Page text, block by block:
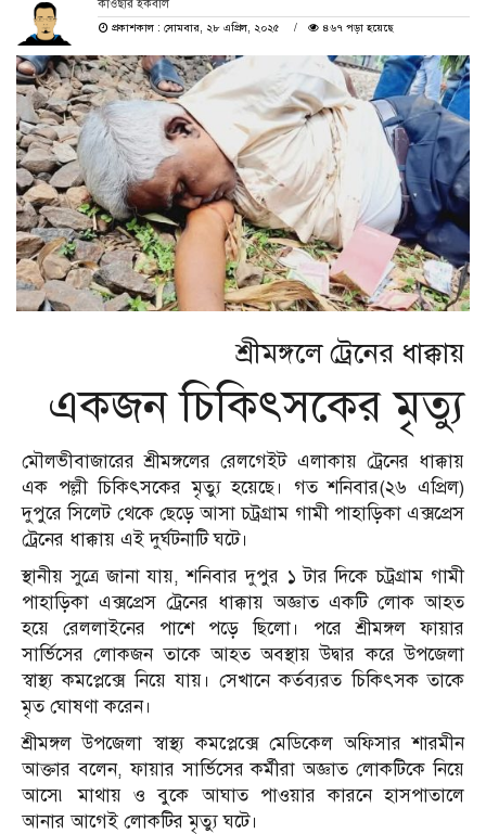
কাওছার ইকবাল
প্রকাশকাল : সোমবার, ২৮ এপ্রিল, ২০২৫
৪৬৭ পড়া হয়েছে
শ্রীমঙ্গলে ট্রেনের ধাক্কায়
একজন চিকিৎসকের মৃত্যু
মৌলভীবাজারের শ্রীমঙ্গলের রেলগেইট এলাকায় ট্রেনের ধাক্কায়
এক পল্লী চিকিৎসকের মৃত্যু হয়েছে। গত শনিবার(২৬ এপ্রিল)
দুপুরে সিলেট থেকে ছেড়ে আসা চট্রগ্রাম গামী পাহাড়িকা এক্সপ্রেস
ট্রেনের ধাক্কায় এই দুর্ঘটনাটি ঘটে।
স্থানীয় সুত্রে জানা যায়, শনিবার দুপুর ১ টার দিকে চট্রগ্রাম গামী
পাহাড়িকা এক্সপ্রেস ট্রেনের ধাক্কায় অজ্ঞাত একটি লোক আহত
হয়ে রেললাইনের পাশে পড়ে ছিলো। পরে শ্রীমঙ্গল ফায়ার
সার্ভিসের লোকজন তাকে আহত অবস্থায় উদ্বার করে উপজেলা
স্বাস্থ্য কমপ্লেক্সে নিয়ে যায়। সেখানে কর্তব্যরত চিকিৎসক তাকে
মৃত ঘোষণা করেন।
শ্রীমঙ্গল উপজেলা স্বাস্থ্য কমপ্লেক্সে মেডিকেল অফিসার শারমীন
আক্তার বলেন, ফায়ার সার্ভিসের কর্মীরা অজ্ঞাত লোকটিকে নিয়ে
আসে৷ মাথায় ও বুকে আঘাত পাওয়ার কারনে হাসপাতালে
আনার আগেই লোকটির মৃত্যু ঘটে।